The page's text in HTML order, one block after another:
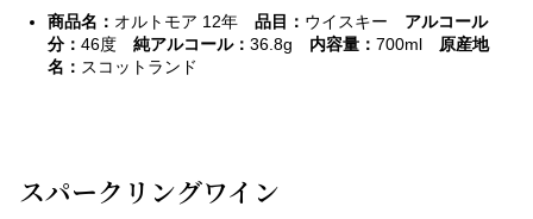
商品名： オルトモア 12年 品目： ウイスキー アルコール
分： 46度 純アルコール： 36.8g 内容量： 700ml 原産地
名： スコットランド
スパークリングワイン